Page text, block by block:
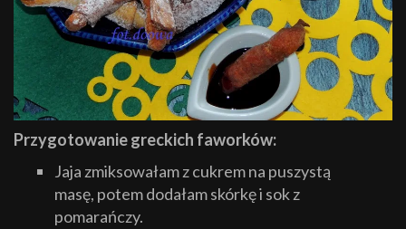
Przygotowanie greckich faworków:
Jaja zmiksowałam z cukrem na puszystą
masę, potem dodałam skórkę i sok z
pomarańczy.